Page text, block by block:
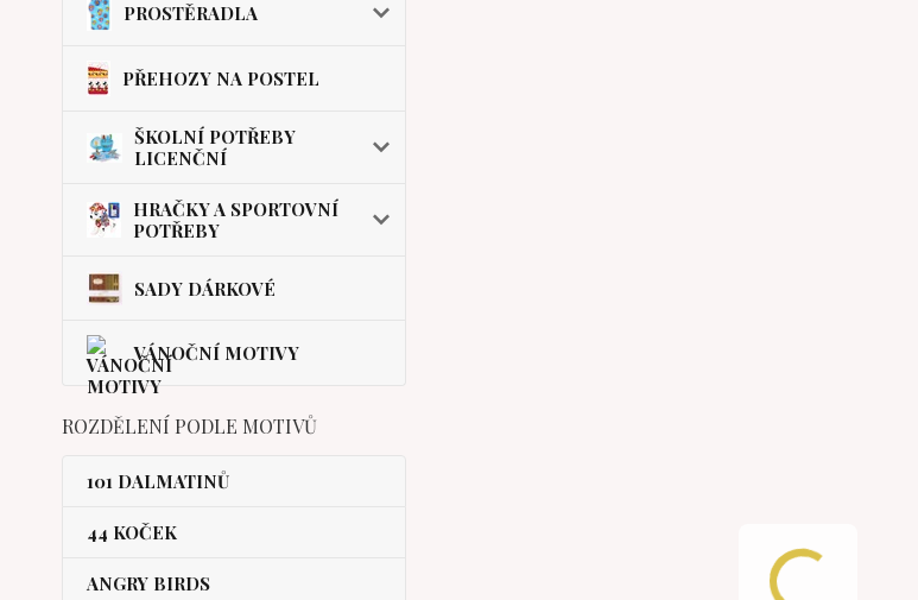
PROSTĚRADLA
PŘEHOZY NA POSTEL
ŠKOLNÍ POTŘEBY
LICENČNÍ
HRAČKY A SPORTOVNÍ
POTŘEBY
SADY DÁRKOVÉ
VÁNOČNÍ MOTIVY
ROZDĚLENÍ PODLE MOTIVŮ
101 DALMATINŮ
44 KOČEK
ANGRY BIRDS